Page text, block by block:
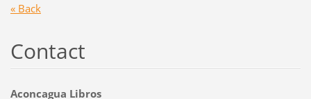
« Back
Contact
Aconcagua Libros